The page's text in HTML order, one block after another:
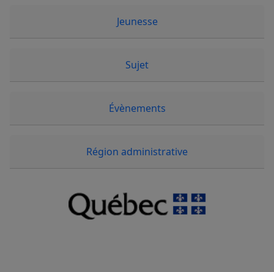
Jeunesse
Sujet
Évènements
Région administrative